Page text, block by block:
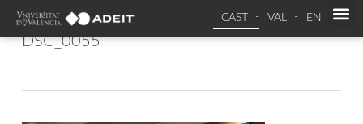
CAST VAL EN
DSC_0055